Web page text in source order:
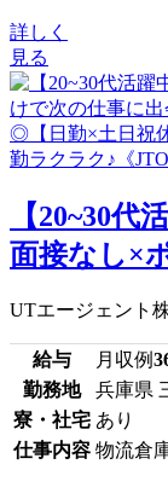
詳しく
見る
【20~30代
面接なし×
UTエージェント
給与 月収例
勤務地
兵庫県
寮・社宅 あり
仕事内容 物流倉